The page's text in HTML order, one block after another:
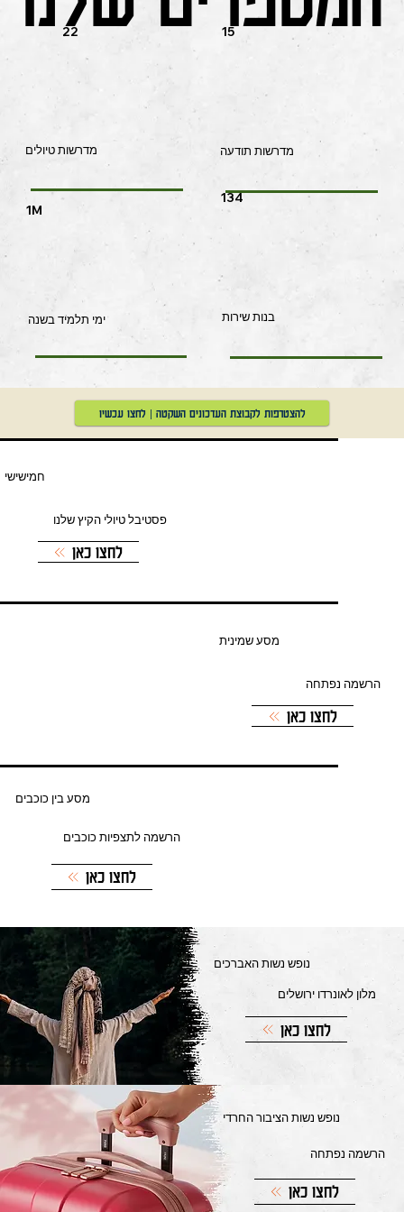
1M
ימי תלמיד בשנה
15
מדרשות תודעה
134
בנות שירות
מדרשות טיולים
22
להצטרפות לקבוצת העדכונים השקטה | לחצו עכשיו
חמישישי
פסטיבל טיולי הקיץ שלנו
לחצו כאן
מסע שמינית
הרשמה נפתחה
לחצו כאן
מסע בין כוכבים
הרשמה לתצפיות כוכבים
לחצו כאן
נופש נשות האברכים
מלון לאונרדו ירושלים
לחצו כאן
נופש נשות הציבור החרדי
הרשמה נפתחה
לחצו כאן